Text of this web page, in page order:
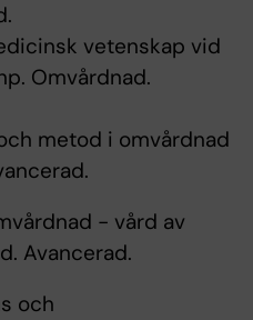
vetenskap vid
Omvårdnad.
metod i omvårdnad
- vård av
Avancerad.
och